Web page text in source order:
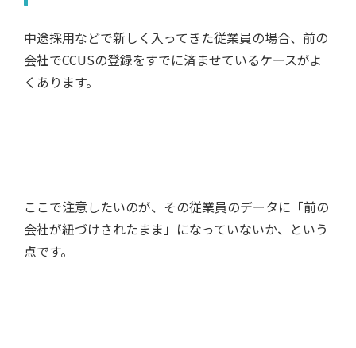
中途採用などで新しく入ってきた従業員の場合、前の
会社でCCUSの登録をすでに済ませているケースがよ
くあります。
ここで注意したいのが、その従業員のデータに「前の
会社が紐づけされたまま」になっていないか、という
点です。